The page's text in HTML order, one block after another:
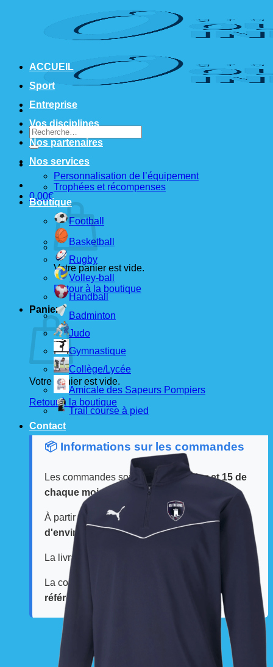
Recherche
pour :
0,00€
Votre panier est vide.
Retour à la boutique
Panier
Votre panier est vide.
Retour à la boutique
📦 Informations sur les commandes
Les commandes sont passées
les 1er et 15 de
chaque mois auprès de nos fournisseurs.
À partir de ces dates, le
délai de livraison est
d'environ 3 semaines
La livraison est effectuée
La commande est à récupérer auprès du
référent des équipements du club
ACCUEIL
Sport
Entreprise
Vos disciplines
Nos partenaires
Nos services
Personnalisation de l’équipement
Trophées et récompenses
Boutique
Football
Basketball
Rugby
Volley-ball
Handball
Badminton
Judo
Gymnastique
Collège/Lycée
Amicale des Sapeurs Pompiers
Trail course à pied
Contact